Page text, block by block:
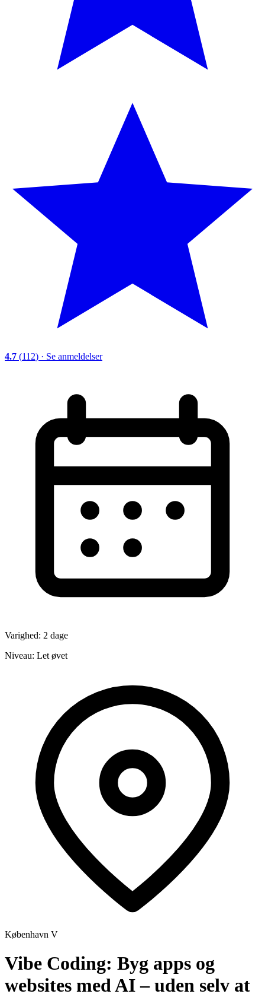
4.7 (112) · Se anmeldelser
Varighed: 2 dage
Niveau: Let øvet
København V
Vibe Coding: Byg apps og
websites med AI – uden selv at